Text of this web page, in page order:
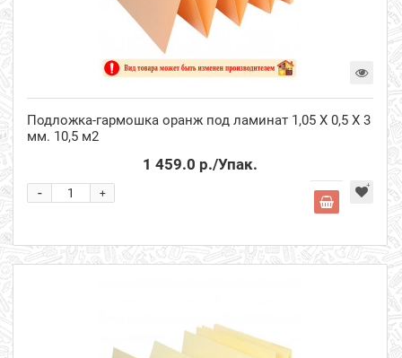
Подложка-гармошка оранж под ламинат 1,05 Х 0,5 Х 3
мм. 10,5 м2
1 459.0 р./Упак.
+
-